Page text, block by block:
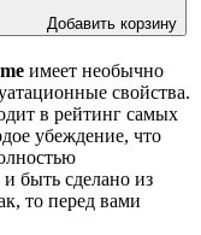
Добавить корзину
имеет необычно
свойства.
в рейтинг самых
убеждение, что
быть сделано из
то перед вами